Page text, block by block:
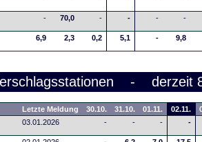
- 70,0 - - - -
6,9 2,3 0,2 5,1 - 9,8
- derzeit
Letzte Meldung 30.10. 31.10. 01.11. 02.11.
03.01.2026 - - - -